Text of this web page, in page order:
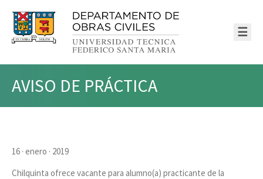
☰
AVISO DE PRÁCTICA
16 · enero · 2019
Chilquinta ofrece vacante para alumno(a) practicante de la